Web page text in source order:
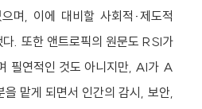
며, 이에 대비할 사회적·제도적
. 또한 앤트로픽의 원문도 RSI가
필연적인 것도 아니지만, AI가 A
맡게 되면서 인간의 감시, 보안,